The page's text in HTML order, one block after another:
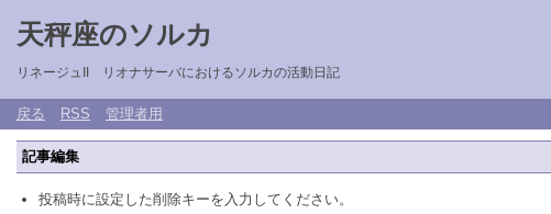
天秤座のソルカ
リネージュII リオナサーバにおけるソルカの活動日記
戻る RSS 管理者用
記事編集
投稿時に設定した削除キーを入力してください。